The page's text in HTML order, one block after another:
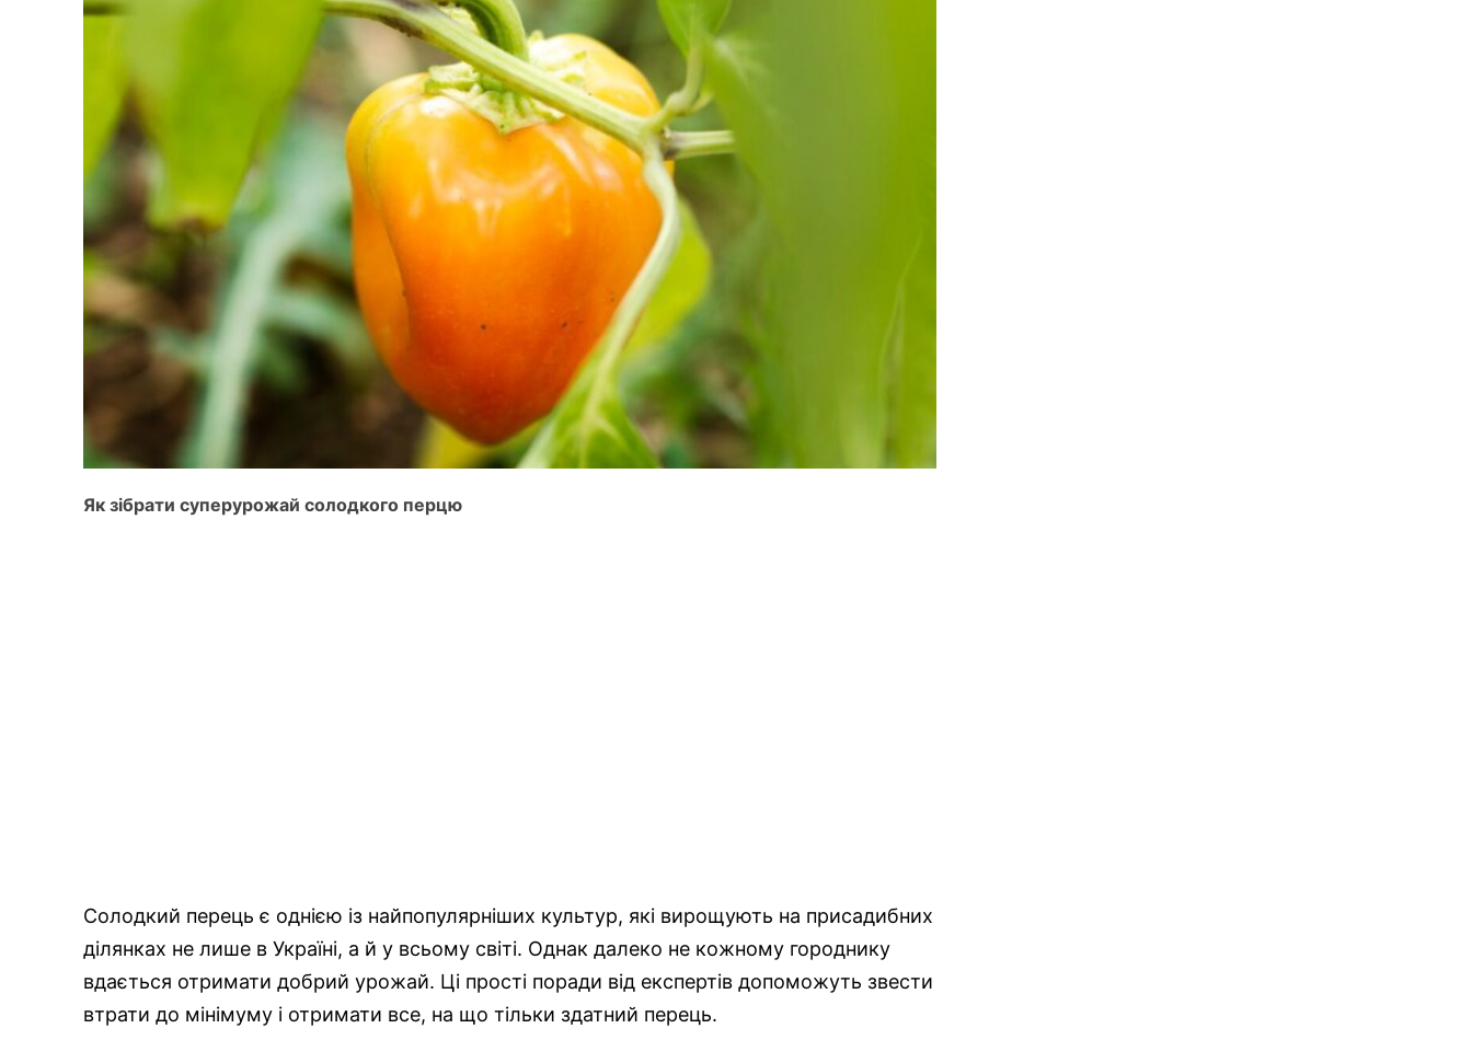
Як зібрати суперурожай солодкого перцю
Солодкий перець є однією із найпопулярніших культур, які вирощують на присадибних
ділянках не лише в Україні, а й у всьому світі. Однак далеко не кожному городнику
вдається отримати добрий урожай. Ці прості поради від експертів допоможуть звести
втрати до мінімуму і отримати все, на що тільки здатний перець.